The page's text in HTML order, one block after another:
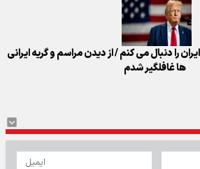
را دنبال می کنم / از دیدن مراسم و گریه ایرانی
ها غافلگیر شدم